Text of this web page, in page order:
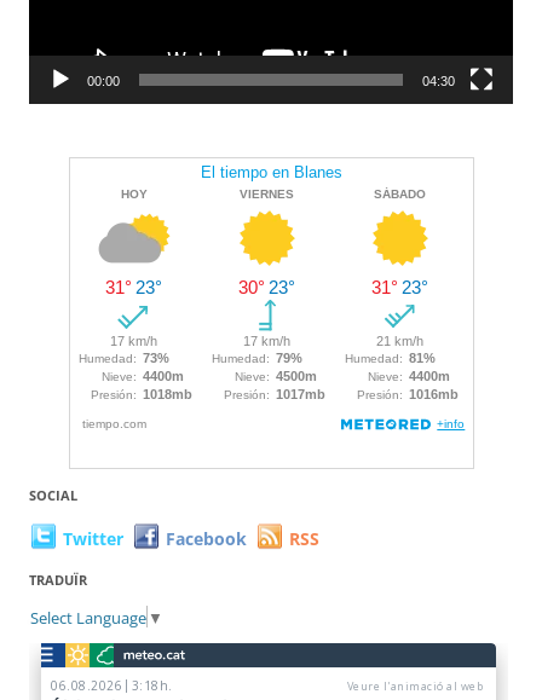
00:00 04:30
SOCIAL
Twitter Facebook RSS
TRADUÏR
Select Language ▼